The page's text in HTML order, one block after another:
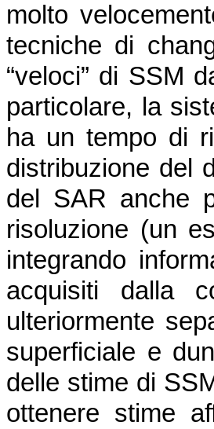
molto
tecniche di
“veloci” di SSM
particolare, la
ha un tempo di
distribuzione del
del SAR anche
risoluzione (un
integrando
acquisiti dalla
ulteriormente
superficiale e
delle stime di
ottenere stime